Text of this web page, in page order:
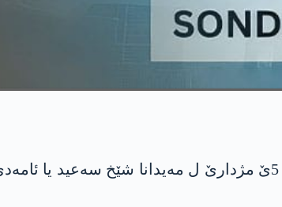
جوانێن پلاتفۆرما سەربخوە کامپینەکێ ژ بۆ ئاخافتنا زمانێ کوردی ددە دەستپێکرن و جوان دێ سبە 5ێ مژدارێ ل